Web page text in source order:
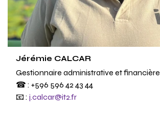
Jérémie CALCAR
Gestionnaire administrative et financière
☎ : +596 596 42 43 44
📧 : j.calcar@it2.fr